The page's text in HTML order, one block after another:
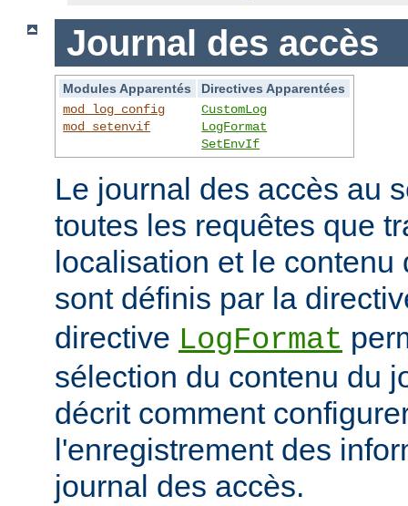
Journal des accès
Modules Apparentés
Directives Apparentées
mod_log_config
mod_setenvif
CustomLog
LogFormat
SetEnvIf
Le journal des accès au
toutes les requêtes que
localisation et le
sont définis par la
directive LogFormat
sélection du contenu du
décrit comment
l'enregistrement des
journal des accès.